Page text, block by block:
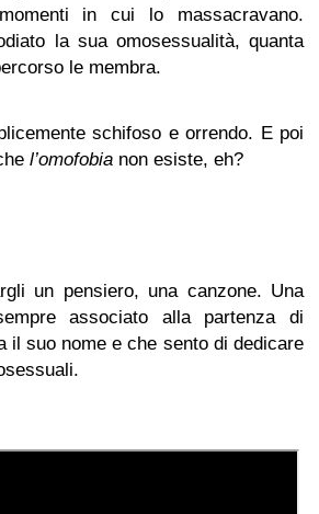
in cui lo massacravano.
la sua omosessualità, quanta
le membra.
schifoso e orrendo. E poi
l’omofobia non esiste, eh?
un pensiero, una canzone. Una
associato alla partenza di
il suo nome e che sento di dedicare